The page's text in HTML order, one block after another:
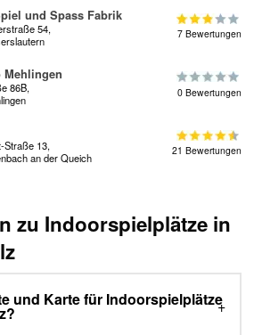
und Spass Fabrik
54,
7 Bewertungen
Mehlingen
86B,
0 Bewertungen
Straße 13,
an der Queich
21 Bewertungen
zu Indoorspielplätze in
und Karte für Indoorspielplätze